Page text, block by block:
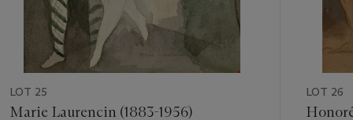
LOT 25
Marie Laurencin (1883-1956)
LOT 26